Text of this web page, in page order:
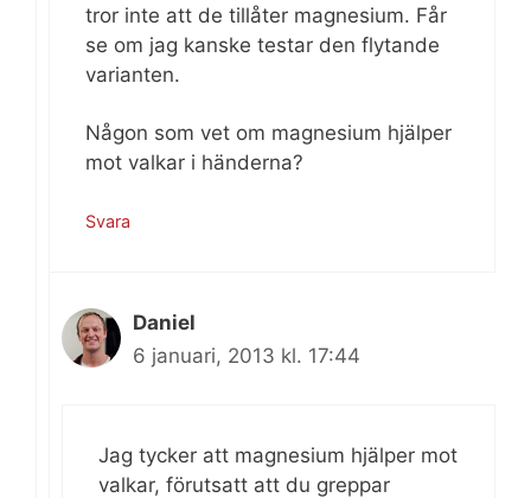
tror inte att de tillåter magnesium. Får
se om jag kanske testar den flytande
varianten.
Någon som vet om magnesium hjälper
mot valkar i händerna?
Svara
Daniel
6 januari, 2013 kl. 17:44
Jag tycker att magnesium hjälper mot
valkar, förutsatt att du greppar